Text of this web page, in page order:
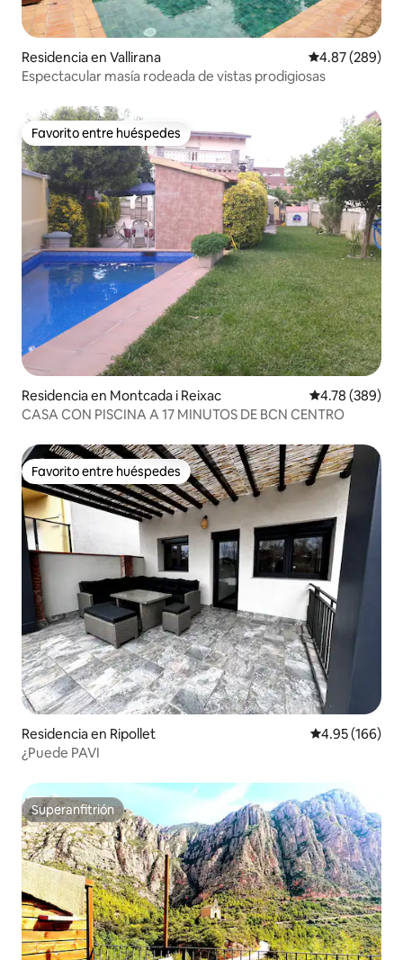
Residencia en Vallirana Calificación
4.87 (289)
Espectacular masía rodeada de vistas prodigiosas
Favorito entre huéspedes
Favorito entre huéspedes
Residencia en Montcada i Reixac Calificación
4.78 (389)
CASA CON PISCINA A 17 MINUTOS DE BCN CENTRO
Favorito entre huéspedes
Favorito entre huéspedes
Residencia en Ripollet Calificación
4.95 (166)
¿Puede PAVI
Superanfitrión
Superanfitrión